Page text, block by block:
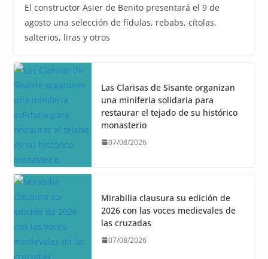
El constructor Asier de Benito presentará el 9 de
agosto una selección de fídulas, rebabs, cítolas,
salterios, liras y otros
Las Clarisas de Sisante organizan
una miniferia solidaria para
restaurar el tejado de su histórico
monasterio
07/08/2026
Mirabilia clausura su edición de
2026 con las voces medievales de
las cruzadas
07/08/2026